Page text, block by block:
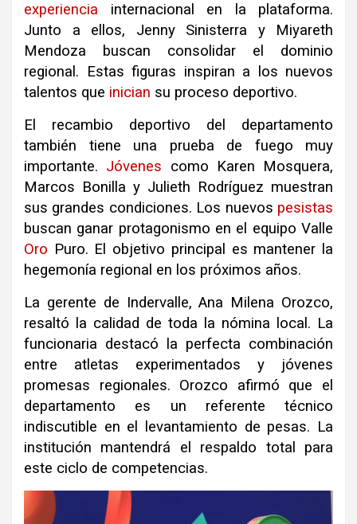
experiencia internacional en la plataforma.
Junto a ellos, Jenny Sinisterra y Miyareth
Mendoza buscan consolidar el dominio
regional. Estas figuras inspiran a los nuevos
talentos que inician su proceso deportivo.
El recambio deportivo del departamento
también tiene una prueba de fuego muy
importante. Jóvenes como Karen Mosquera,
Marcos Bonilla y Julieth Rodríguez muestran
sus grandes condiciones. Los nuevos pesistas
buscan ganar protagonismo en el equipo Valle
Oro Puro. El objetivo principal es mantener la
hegemonía regional en los próximos años.
La gerente de Indervalle, Ana Milena Orozco,
resaltó la calidad de toda la nómina local. La
funcionaria destacó la perfecta combinación
entre atletas experimentados y jóvenes
promesas regionales. Orozco afirmó que el
departamento es un referente técnico
indiscutible en el levantamiento de pesas. La
institución mantendrá el respaldo total para
este ciclo de competencias.